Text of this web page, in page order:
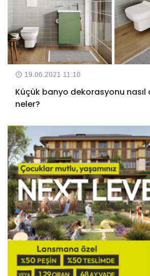
19.06.2021 11:10
Küçük banyo dekorasyonu nasıl
neler?